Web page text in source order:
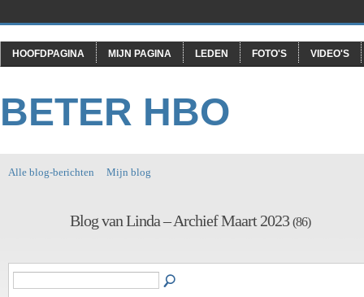
HOOFDPAGINA MIJN PAGINA LEDEN FOTO'S VIDEO'S
BETER HBO
Alle blog-berichten Mijn blog
Blog van Linda – Archief Maart 2023(86)